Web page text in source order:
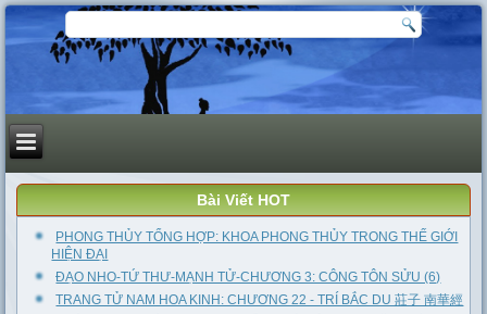
Bài Viết HOT
PHONG THỦY TỔNG HỢP: KHOA PHONG THỦY TRONG THẾ GIỚI
HIỆN ĐẠI
ĐẠO NHO-TỨ THƯ-MẠNH TỬ-CHƯƠNG 3: CÔNG TÔN SỬU (6)
TRANG TỬ NAM HOA KINH: CHƯƠNG 22 - TRÍ BẮC DU 莊子 南華經